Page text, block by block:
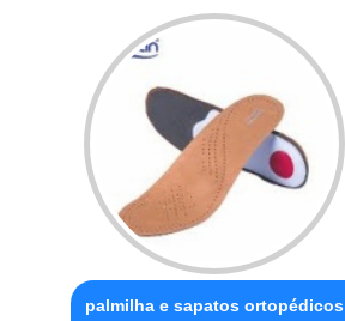
palmilha e sapatos ortopédicos